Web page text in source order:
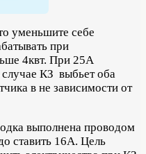
уменьшите себе
при
4квт. При 25А
КЗ выбьет оба
в не зависимости от
выполнена проводом
ставить 16А. Цель